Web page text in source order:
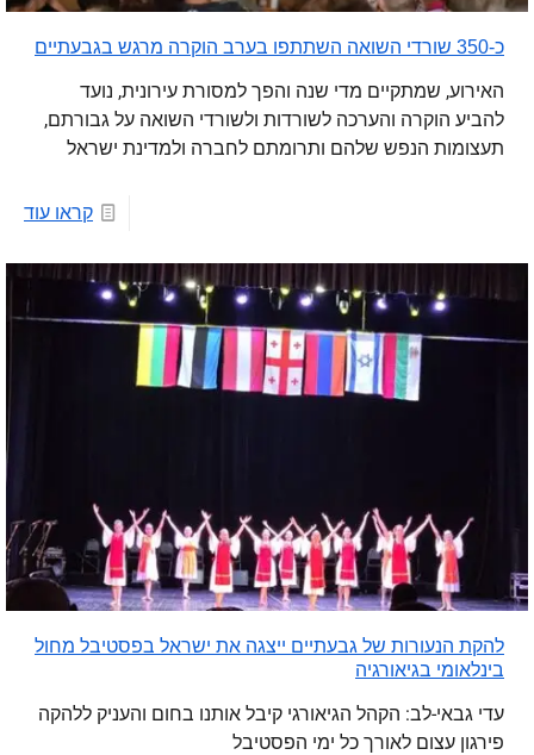
כ-350 שורדי השואה השתתפו בערב הוקרה מרגש בגבעתיים
האירוע, שמתקיים מדי שנה והפך למסורת עירונית, נועד
להביע הוקרה והערכה לשורדות ולשורדי השואה על גבורתם,
תעצומות הנפש שלהם ותרומתם לחברה ולמדינת ישראל
קראו עוד
להקת הנעורות של גבעתיים ייצגה את ישראל בפסטיבל מחול
בינלאומי בגיאורגיה
עדי גבאי-לב: הקהל הגיאורגי קיבל אותנו בחום והעניק ללהקה
פירגון עצום לאורך כל ימי הפסטיבל